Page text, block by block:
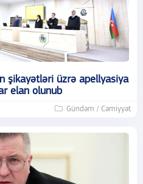
şikayətləri üzrə apellyasiya
elan olunub
Gündəm / Cəmiyyət